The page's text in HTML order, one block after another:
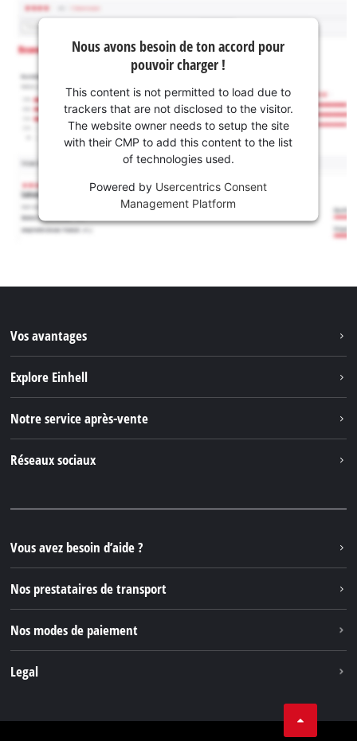
Nous avons besoin de ton accord pour
pouvoir charger !
This content is not permitted to load due to
trackers that are not disclosed to the visitor.
The website owner needs to setup the site
with their CMP to add this content to the list
of technologies used.
Powered by Usercentrics Consent
Management Platform
Vos avantages
Explore Einhell
Einhell Germany AG
Notre service après-vente
Réseaux sociaux
Instagram
TikTok
Pinterest
Vous avez besoin d’aide ?
Nos prestataires de transport
Nos modes de paiement
Legal